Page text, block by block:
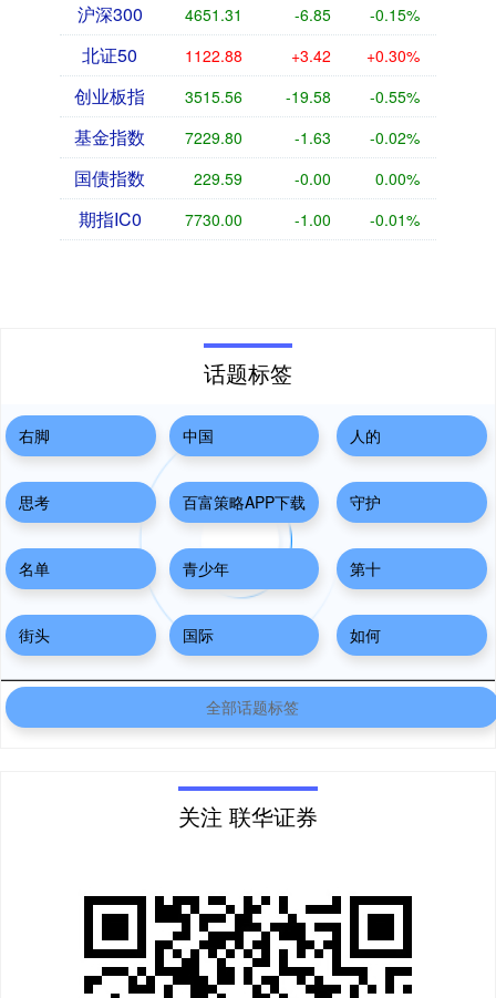
沪深300 4651.31 -6.85 -0.15%
北证50 1122.88 +3.42 +0.30%
创业板指 3515.56 -19.58 -0.55%
基金指数 7229.80 -1.63 -0.02%
国债指数 229.59 -0.00 0.00%
期指IC0 7730.00 -1.00 -0.01%
话题标签
右脚 中国 人的
思考 百富策略APP下载 守护
名单 青少年 第十
街头 国际 如何
全部话题标签
关注 联华证券